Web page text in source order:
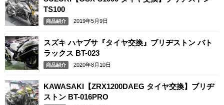
TS100
商品紹介 2019年5月9日
スズキ ハヤブサ『タイヤ交換』ブリヂストン バト
ラックス BT-023
商品紹介 2020年8月10日
KAWASAKI【ZRX1200DAEG タイヤ交換】ブリヂ
ストン BT-016PRO